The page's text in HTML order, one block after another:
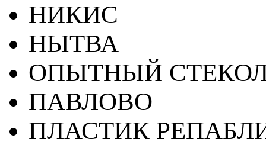
НИКИС
НЫТВА
ОПЫТНЫЙ
ПАВЛОВО
ПЛАСТИК